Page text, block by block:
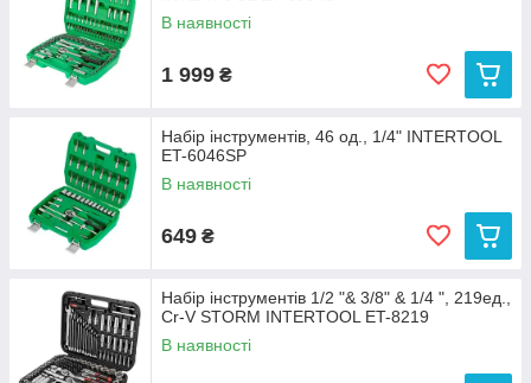
В наявності
1 999 ₴
Набір інструментів, 46 од., 1/4" INTERTOOL
ET-6046SP
В наявності
649 ₴
Набір інструментів 1/2 "& 3/8" & 1/4 ", 219ед.,
Cr-V STORM INTERTOOL ET-8219
В наявності